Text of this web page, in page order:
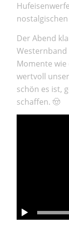
Der Abend
Westernband
Momente wie
wertvoll
schön es ist,
schaffen. 🤠